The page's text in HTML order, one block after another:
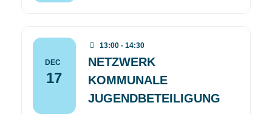
DEC
17
13:00 - 14:30
NETZWERK
KOMMUNALE
JUGENDBETEILIGUNG